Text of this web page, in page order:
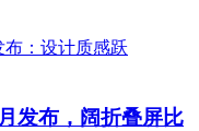
发布，阔折叠屏比